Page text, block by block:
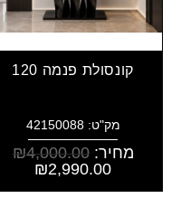
קונסולת פנמה 120
מק"ט: 42150088
מחיר: ₪4,000.00
₪2,990.00